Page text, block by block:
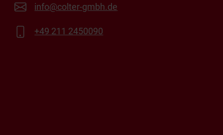
info@colter-gmbh.de
+49 211 2450090